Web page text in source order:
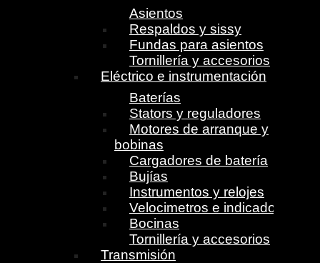
Asientos
Respaldos y sissy
Fundas para asientos
Tornillería y accesorios
Eléctrico e instrumentación
Baterías
Stators y reguladores
Motores de arranque y
bobinas
Cargadores de batería
Bujías
Instrumentos y relojes
Velocimetros e indicadores
Bocinas
Tornillería y accesorios
Transmisión